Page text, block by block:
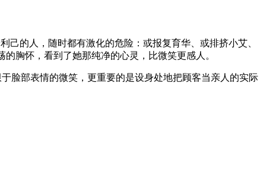
的人，随时都有激化的危险：或报复育华、或排挤小艾、
胸怀，看到了她那纯净的心灵，比微笑更感人。
脸部表情的微笑，更重要的是设身处地把顾客当亲人的实际